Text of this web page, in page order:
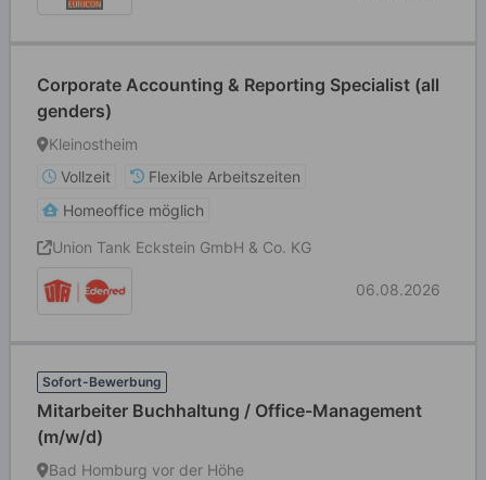
Corporate Accounting & Reporting Specialist (all
genders)
Kleinostheim
Vollzeit
Flexible Arbeitszeiten
Homeoffice möglich
Union Tank Eckstein GmbH & Co. KG
06.08.2026
Sofort-Bewerbung
Mitarbeiter Buchhaltung / Office-Management
(m/w/d)
Bad Homburg vor der Höhe